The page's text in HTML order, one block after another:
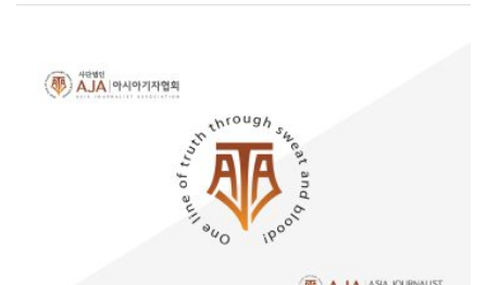
터)에 올린 글에서 “힘이 세다고 더 많이 가지는 것이 아니다”라며